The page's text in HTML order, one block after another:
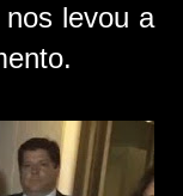
levou a